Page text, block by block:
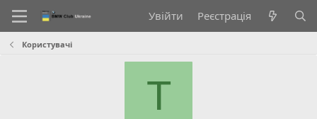
Увійти Реєстрація
Користувачі
T